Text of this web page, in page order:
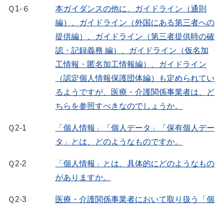
Ｑ1-６
本ガイダンスの他に、ガイドライン（通則
編）、ガイドライン（外国にある第三者への
提供編）、ガイドライン（第三者提供時の確
認・記録義務 編）、ガイドライン（仮名加
工情報・匿名加工情報編）、ガイドライン
（認定個人情報保護団体編）も定められてい
るようですが、医療・介護関係事業者は、ど
ちらを参照すべきなのでしょうか。
Ｑ2-1
「個人情報」「個人データ」「保有個人デー
タ」とは、どのようなものですか。
Ｑ2-2
「個人情報」とは、具体的にどのようなもの
がありますか。
Ｑ2-3
医療・介護関係事業者において取り扱う「個